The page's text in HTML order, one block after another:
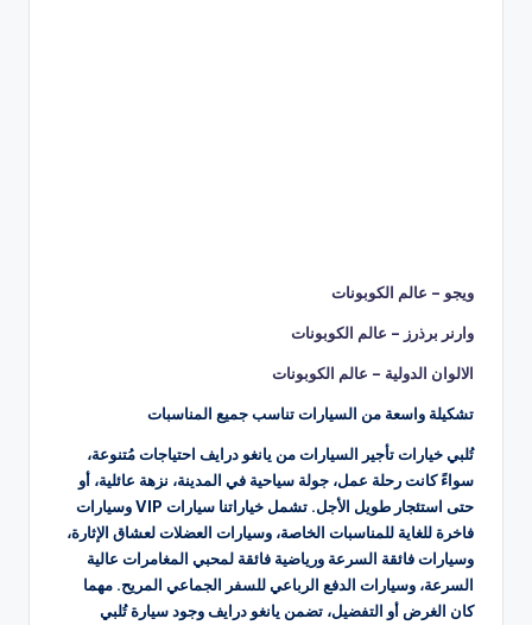
ويجو – عالم الكوبونات
وارنر برذرز – عالم الكوبونات
الالوان الدولية – عالم الكوبونات
تشكيلة واسعة من السيارات تناسب جميع المناسبات
تُلبي خيارات تأجير السيارات من يانغو درايف احتياجات مُتنوعة،
سواءً كانت رحلة عمل، جولة سياحية في المدينة، نزهة عائلية، أو
حتى استئجار طويل الأجل. تشمل خياراتنا سيارات VIP وسيارات
فاخرة للغاية للمناسبات الخاصة، وسيارات العضلات لعشاق الإثارة،
وسيارات فائقة السرعة ورياضية فائقة لمحبي المغامرات عالية
السرعة، وسيارات الدفع الرباعي للسفر الجماعي المريح. مهما
كان الغرض أو التفضيل، تضمن يانغو درايف وجود سيارة تُلبي